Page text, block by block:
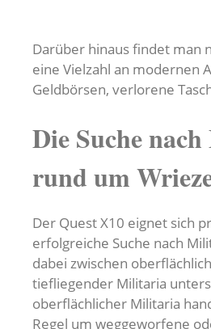
Darüber hinaus findet man
eine Vielzahl an modernen
Geldbörsen, verlorene
Die Suche
rund um
Der Quest X10 eignet sich
erfolgreiche Suche nach
dabei zwischen
tiefliegender Militaria
oberflächlicher Militaria
Regel um weggeworfene